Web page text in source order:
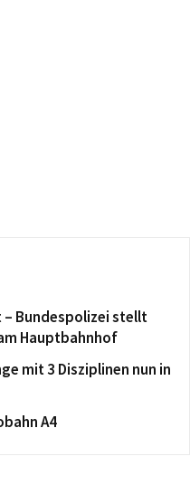
Bundespolizei stellt
Hauptbahnhof
mit 3 Disziplinen nun in
A4